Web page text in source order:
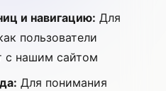
и навигацию: Для
пользователи
с нашим сайтом
Для понимания